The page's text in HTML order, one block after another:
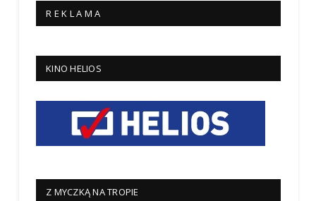
R E K L A M A
KINO HELIOS
Z MYCZKĄ NA TROPIE